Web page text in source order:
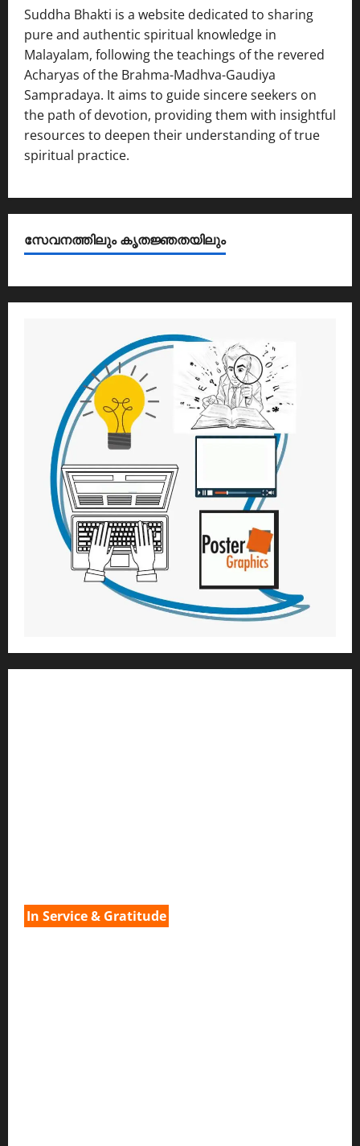
Suddha Bhakti is a website dedicated to sharing
pure and authentic spiritual knowledge in
Malayalam, following the teachings of the revered
Acharyas of the Brahma-Madhva-Gaudiya
Sampradaya. It aims to guide sincere seekers on
the path of devotion, providing them with insightful
resources to deepen their understanding of true
spiritual practice.
സേവനത്തിലും കൃതജ്ഞതയിലും
In Service & Gratitude